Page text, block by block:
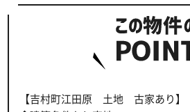
【吉村町江田原 土地 古家あり】